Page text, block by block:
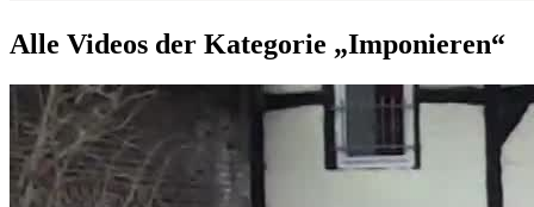
Alle Videos der Kategorie „Imponieren“